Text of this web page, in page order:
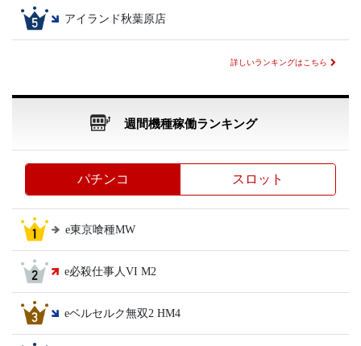
アイランド秋葉原店
詳しいランキングはこちら
週間機種稼働ランキング
パチンコ スロット
e東京喰種MW
e必殺仕事人VI M2
eベルセルク無双2 HM4